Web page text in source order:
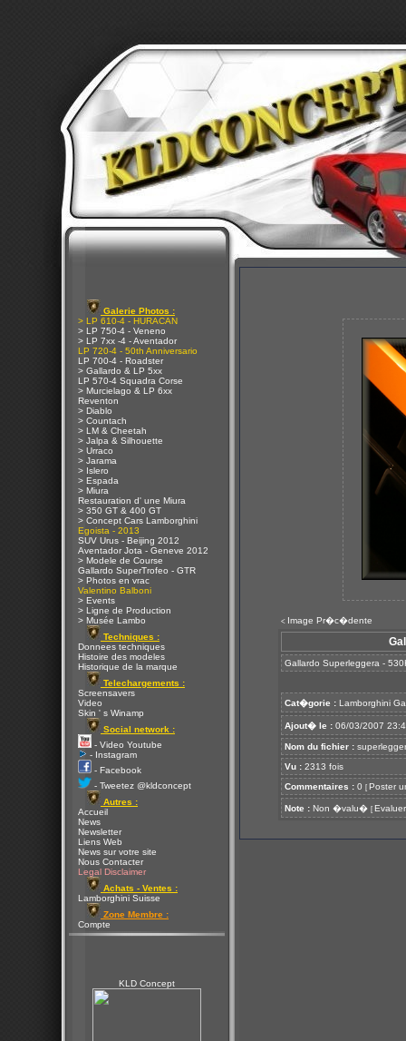
Galerie Photos :
> LP 610-4 - HURACAN
> LP 750-4 - Veneno
> LP 7xx -4 - Aventador
LP 720-4 - 50th Anniversario
LP 700-4 - Roadster
> Gallardo & LP 5xx
LP 570-4 Squadra Corse
> Murcielago & LP 6xx
Reventon
> Diablo
> Countach
> LM & Cheetah
> Jalpa & Silhouette
> Urraco
> Jarama
> Islero
> Espada
> Miura
Restauration d' une Miura
> 350 GT & 400 GT
> Concept Cars Lamborghini
Egoista - 2013
SUV Urus - Beijing 2012
Aventador Jota - Geneve 2012
> Modele de Course
Gallardo SuperTrofeo - GTR
> Photos en vrac
Valentino Balboni
> Events
> Ligne de Production
> Musée Lambo
Techniques :
Donnees techniques
Histoire des modeles
Historique de la marque
Telechargements :
Screensavers
Video
Skin ' s Winamp
Social network :
- Video Youtube
- Instagram
- Facebook
- Tweetez @kldconcept
Autres :
Accueil
News
Newsletter
Liens Web
News sur votre site
Nous Contacter
Legal Disclaimer
Achats - Ventes :
Lamborghini Suisse
Zone Membre :
Compte
KLD Concept
< Image Pr�c�dente
Gallardo Superleggera -
Cat�gorie : Lamborghini
Ajout� le : 06/03/2007
Nom du fichier :
Vu : 2313 fois
Commentaires : 0 [ Poster
Note : Non �valu� [ Evaluer